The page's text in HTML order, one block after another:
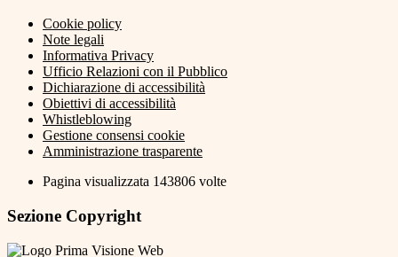
Cookie policy
Note legali
Informativa Privacy
Ufficio Relazioni con il Pubblico
Dichiarazione di accessibilità
Obiettivi di accessibilità
Whistleblowing
Gestione consensi cookie
Amministrazione trasparente
Pagina visualizzata 143806 volte
Sezione Copyright